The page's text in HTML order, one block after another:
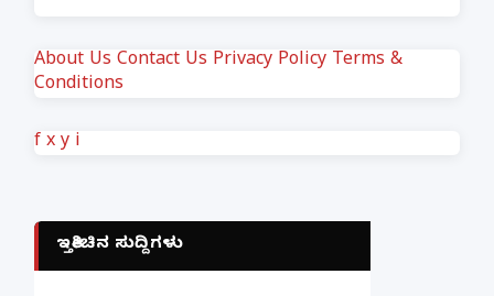
About Us Contact Us Privacy Policy Terms &
Conditions
f x y i
ಇತ್ತೀಚಿನ ಸುದ್ದಿಗಳು